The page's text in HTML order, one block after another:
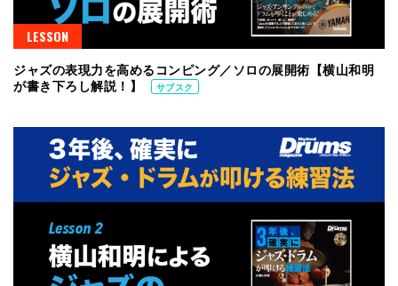
LESSON
ジャズの表現力を高めるコンピング／ソロの展開術【横山和明
が書き下ろし解説！】
サブスク